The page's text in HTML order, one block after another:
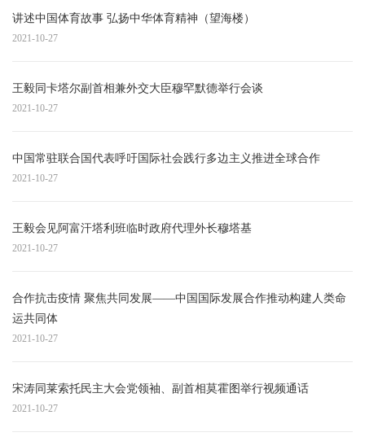
讲述中国体育故事 弘扬中华体育精神（望海楼）
2021-10-27
王毅同卡塔尔副首相兼外交大臣穆罕默德举行会谈
2021-10-27
中国常驻联合国代表呼吁国际社会践行多边主义推进全球合作
2021-10-27
王毅会见阿富汗塔利班临时政府代理外长穆塔基
2021-10-27
合作抗击疫情 聚焦共同发展——中国国际发展合作推动构建人类命
运共同体
2021-10-27
宋涛同莱索托民主大会党领袖、副首相莫霍图举行视频通话
2021-10-27